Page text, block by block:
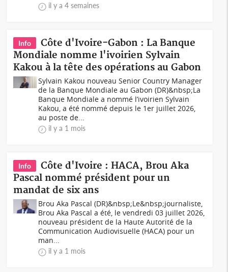
il y a 4 semaines
Info
Côte d'Ivoire-Gabon : La Banque
Mondiale nomme l'ivoirien Sylvain
Kakou à la tête des opérations au Gabon
Sylvain Kakou nouveau Senior Country Manager
de la Banque Mondiale au Gabon (DR)&nbsp;La
Banque Mondiale a nommé l’ivoirien Sylvain
Kakou, a été nommé depuis le 1er juillet 2026,
au poste de...
il y a 1 mois
Info
Côte d'Ivoire : HACA, Brou Aka
Pascal nommé président pour un
mandat de six ans
Brou Aka Pascal (DR)&nbsp;Le&nbsp;journaliste,
Brou Aka Pascal a été, le vendredi 03 juillet 2026,
nouveau président de la Haute Autorité de la
Communication Audiovisuelle (HACA) pour un
man...
il y a 1 mois